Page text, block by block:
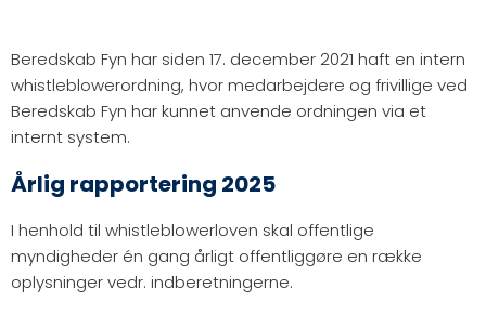
Beredskab Fyn har siden 17. december 2021 haft en intern
whistleblowerordning, hvor medarbejdere og frivillige ved
Beredskab Fyn har kunnet anvende ordningen via et
internt system.
Årlig rapportering 2025
I henhold til whistleblowerloven skal offentlige
myndigheder én gang årligt offentliggøre en række
oplysninger vedr. indberetningerne.